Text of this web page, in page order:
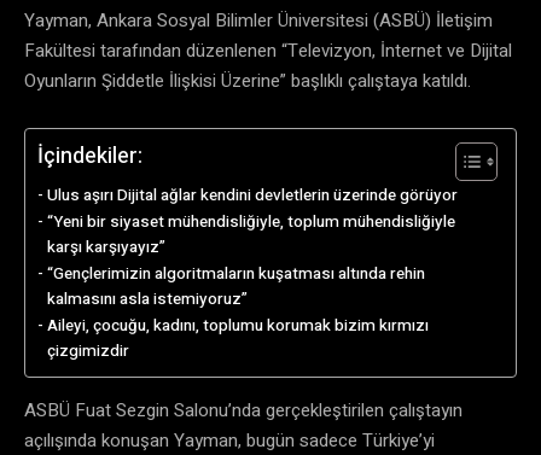
Yayman, Ankara Sosyal Bilimler Üniversitesi (ASBÜ) İletişim
Fakültesi tarafından düzenlenen “Televizyon, İnternet ve Dijital
Oyunların Şiddetle İlişkisi Üzerine” başlıklı çalıştaya katıldı.
İçindekiler:
Ulus aşırı Dijital ağlar kendini devletlerin üzerinde görüyor
“Yeni bir siyaset mühendisliğiyle, toplum mühendisliğiyle
karşı karşıyayız”
“Gençlerimizin algoritmaların kuşatması altında rehin
kalmasını asla istemiyoruz”
Aileyi, çocuğu, kadını, toplumu korumak bizim kırmızı
çizgimizdir
ASBÜ Fuat Sezgin Salonu’nda gerçekleştirilen çalıştayın
açılışında konuşan Yayman, bugün sadece Türkiye’yi